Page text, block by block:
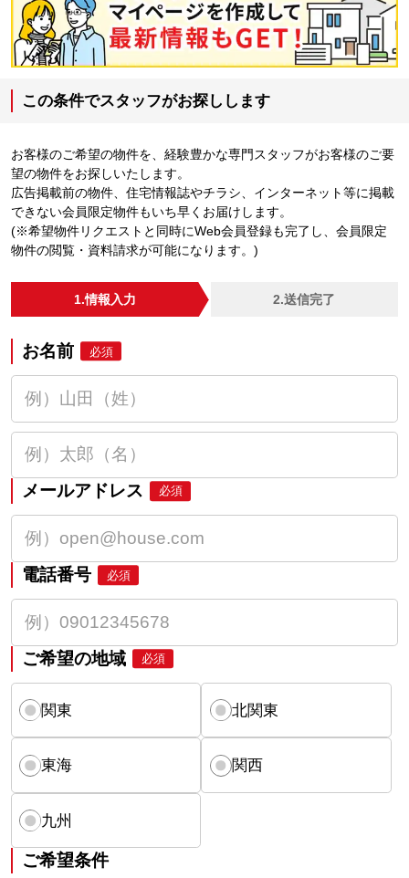
この条件でスタッフがお探しします
お客様のご希望の物件を、経験豊かな専門スタッフがお客様のご要
望の物件をお探しいたします。
広告掲載前の物件、住宅情報誌やチラシ、インターネット等に掲載
できない会員限定物件もいち早くお届けします。
(※希望物件リクエストと同時にWeb会員登録も完了し、会員限定
物件の閲覧・資料請求が可能になります。)
1.情報入力 2.送信完了
お名前 必須
メールアドレス 必須
電話番号 必須
ご希望の地域 必須
関東 北関東
東海 関西
九州
ご希望条件